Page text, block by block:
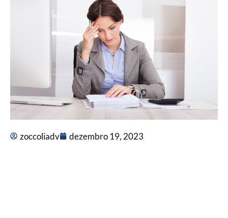
zoccoliadv dezembro 19, 2023